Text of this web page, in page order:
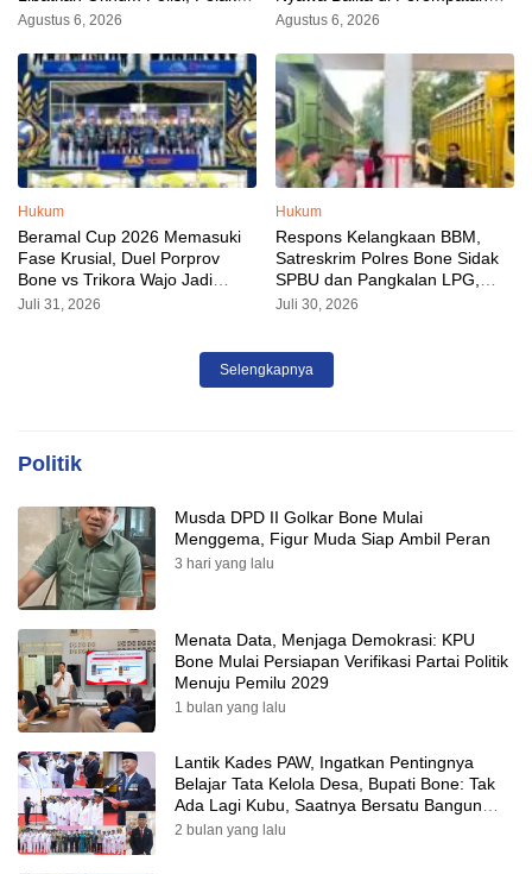
Sudah Diamankan
Agustus 6, 2026
Ahmad Yani–Besse Kajuara
Agustus 6, 2026
Hukum
Beramal Cup 2026 Memasuki
Fase Krusial, Duel Porprov
Bone vs Trikora Wajo Jadi
Sorotan Malam Ini
Juli 31, 2026
Hukum
Respons Kelangkaan BBM,
Satreskrim Polres Bone Sidak
SPBU dan Pangkalan LPG,
AKP Alvin Aji Imbau Pengelola
Juli 30, 2026
Selengkapnya
Politik
Musda DPD II Golkar Bone Mulai
Menggema, Figur Muda Siap Ambil Peran
3 hari yang lalu
Menata Data, Menjaga Demokrasi: KPU
Bone Mulai Persiapan Verifikasi Partai Politik
Menuju Pemilu 2029
1 bulan yang lalu
Lantik Kades PAW, Ingatkan Pentingnya
Belajar Tata Kelola Desa, Bupati Bone: Tak
Ada Lagi Kubu, Saatnya Bersatu Bangun
Desa
2 bulan yang lalu